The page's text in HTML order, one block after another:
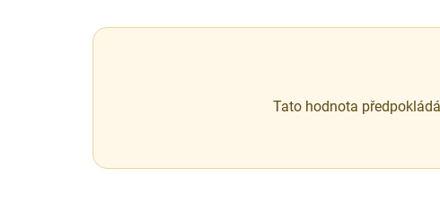
Tato hodnota